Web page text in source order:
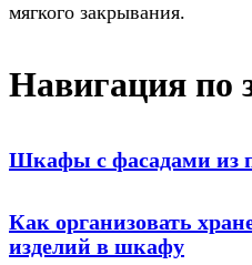
мягкого закрывания.
Навигация по
Шкафы с фасадами из
Как организовать
изделий в шкафу